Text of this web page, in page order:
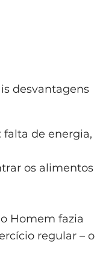
desvantagens
: falta de energia,
os alimentos
Homem fazia
regular – o